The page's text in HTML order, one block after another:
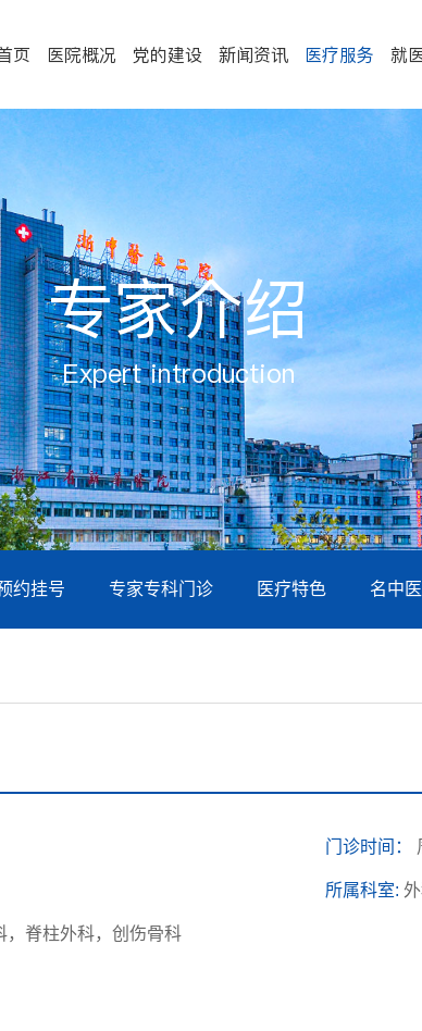
页 医院概况 党的建设 新闻资讯 医疗服务 就
专家介绍
Expert introduction
约挂号 专家专科门诊 医疗特色 名中
门诊时间：
所属科室:
，脊柱外科，创伤骨科